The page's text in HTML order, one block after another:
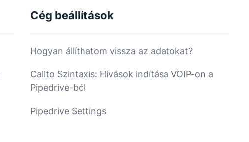
Cég beállítások
Hogyan állíthatom vissza az adatokat?
Callto Szintaxis: Hívások indítása VOIP-on a
Pipedrive-ból
Pipedrive Settings